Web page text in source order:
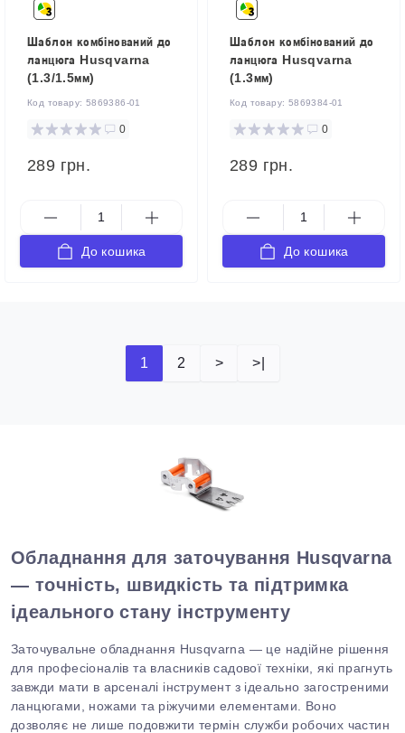
Шаблон комбінований до
ланцюга Husqvarna
(1.3/1.5мм)
Код товару: 5869386-01
0
289 грн.
До кошика
Шаблон комбінований до
ланцюга Husqvarna
(1.3мм)
Код товару: 5869384-01
0
289 грн.
До кошика
1 2 > >|
Обладнання для заточування Husqvarna
— точність, швидкість та підтримка
ідеального стану інструменту
Заточувальне обладнання Husqvarna — це надійне рішення
для професіоналів та власників садової техніки, які прагнуть
завжди мати в арсеналі інструмент з ідеально загостреними
ланцюгами, ножами та ріжучими елементами. Воно
дозволяє не лише подовжити термін служби робочих частин